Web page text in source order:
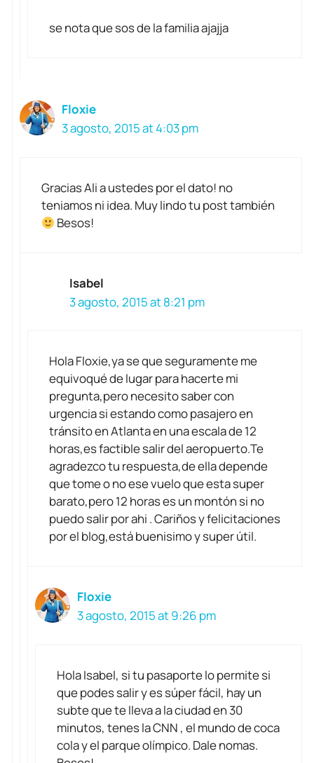
se nota que sos de la familia ajajja
Floxie
3 agosto, 2015 at 4:03 pm
Gracias Ali a ustedes por el dato! no
teniamos ni idea. Muy lindo tu post también
Besos!
Isabel
3 agosto, 2015 at 8:21 pm
Hola Floxie,ya se que seguramente me
equivoqué de lugar para hacerte mi
pregunta,pero necesito saber con
urgencia si estando como pasajero en
tránsito en Atlanta en una escala de 12
horas,es factible salir del aeropuerto.Te
agradezco tu respuesta,de ella depende
que tome o no ese vuelo que esta super
barato,pero 12 horas es un montón si no
puedo salir por ahi . Cariños y felicitaciones
por el blog,está buenisimo y super útil.
Floxie
3 agosto, 2015 at 9:26 pm
Hola Isabel, si tu pasaporte lo permite si
que podes salir y es súper fácil, hay un
subte que te lleva a la ciudad en 30
minutos, tenes la CNN , el mundo de coca
cola y el parque olímpico. Dale nomas.